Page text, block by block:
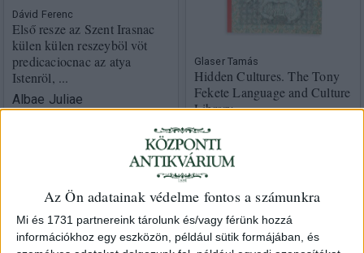
Az Ön adatainak védelme fontos a számunkra
Mi és 1731 partnereink tárolunk és/vagy férünk hozzá
információkhoz egy eszközön, például sütik formájában, és
Dávid Ferenc
Első resze az Szent Irasnac
külen külen reszeyböl vöt
predicaciocnac az atya
Istenröl, ...
Albae Juliae
Gregorius Vagnerus (Typ.
Glaser Tamás
Hidden Cultures. The Tony
Fekete Language and Culture
Library
Budapest, 2026, Központi
Antikvárium [Gyoma, Kner]
HUF 30 000